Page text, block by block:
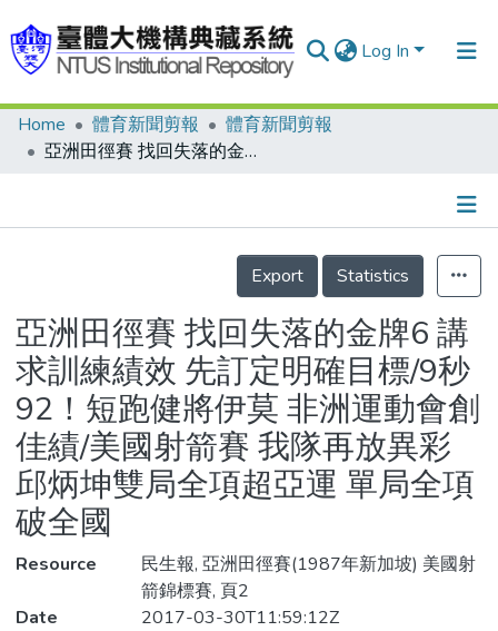
Log In
Communities & Collections
Statistics
Home 體育新聞剪報
體育新聞剪報
亞洲田徑賽 找回失落的金牌6 講求訓練績效 先訂定明確目標/9秒92！短跑健將伊莫 非洲運動會創佳績/美國射箭賽 我隊再放異彩 邱炳坤雙局全項超亞運 單局全項破全國
Details
Export
Statistics
亞洲田徑賽 找回失落的金牌6 講
求訓練績效 先訂定明確目標/9秒
92！短跑健將伊莫 非洲運動會創
佳績/美國射箭賽 我隊再放異彩
邱炳坤雙局全項超亞運 單局全項
破全國
Resource
民生報, 亞洲田徑賽(1987年新加坡) 美國射
箭錦標賽, 頁2
Date
2017-03-30T11:59:12Z